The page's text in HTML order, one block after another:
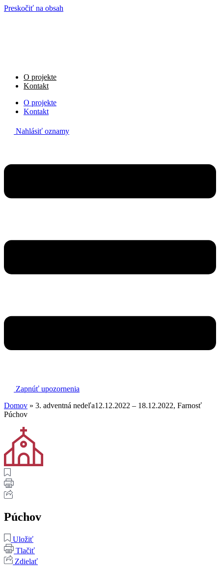
Preskočiť na obsah
O projekte
Kontakt
O projekte
Kontakt
Nahlásiť oznamy
Zapnúť upozornenia
Domov » 3. adventná nedeľa12.12.2022 – 18.12.2022, Farnosť
Púchov
Púchov
Uložiť
Tlačiť
Zdielať